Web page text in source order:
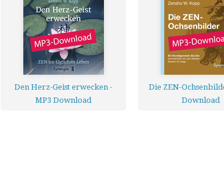
Den Herz-Geist erwecken -
MP3 Download
Die ZEN-
Download